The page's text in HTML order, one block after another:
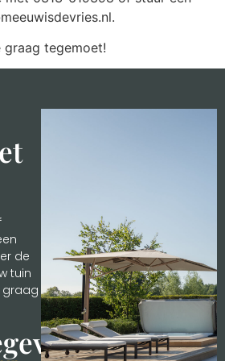
tegemoet!
de
tuin
graag